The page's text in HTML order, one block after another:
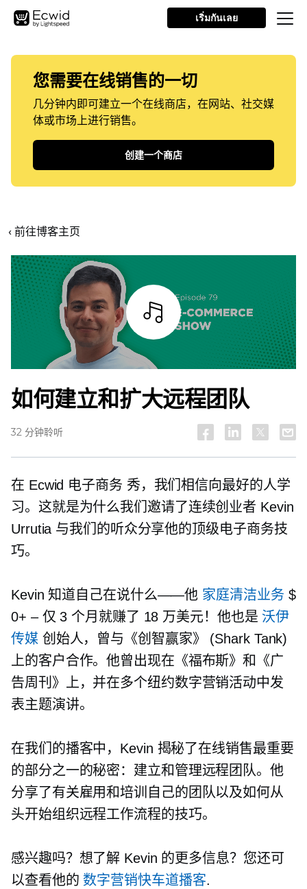
เริ่มกันเลย
您需要在线销售的一切
几分钟内即可建立一个在线商店，在网站、社交媒
体或市场上进行销售。
创建一个商店
‹ 前往博客主页
试听
如何建立和扩大远程团队
32 分钟聆听
在 Ecwid 电子商务 秀，我们相信向最好的人学
习。这就是为什么我们邀请了连续创业者 Kevin
Urrutia 与我们的听众分享他的顶级电子商务技
巧。
Kevin 知道自己在说什么——他 家庭清洁业务 $
0+ –仅 3 个月就赚了 18 万美元！他也是 沃伊
传媒 创始人，曾与《创智赢家》 (Shark Tank)
上的客户合作。他曾出现在《福布斯》和《广
告周刊》上，并在多个纽约数字营销活动中发
表主题演讲。
在我们的播客中，Kevin 揭秘了在线销售最重要
的部分之一的秘密：建立和管理远程团队。他
分享了有关雇用和培训自己的团队以及如何从
头开始组织远程工作流程的技巧。
感兴趣吗？想了解 Kevin 的更多信息？您还可
以查看他的 数字营销快车道播客.